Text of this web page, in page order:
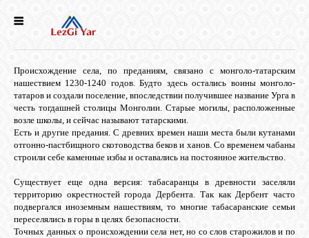
ИСТОРИЯ
ГОЛОС
ЛЕЗГИН
Происхождение села, по преданиям, связано с монголо-татарским
нашествием 1230-1240 годов. Будто здесь остались воины монголо-
татаров и создали поселение, впоследствии получившее название Урга в
честь тогдашней столицы Монголии. Старые могилы, расположенные
возле школы, и сейчас называют татарскими.
Есть и другие предания. С древних времен наши места были кутанами
отгонно-пастбищного скотоводства беков и ханов. Со временем чабаны
строили себе каменные избы и оставались на постоянное жительство.
Существует еще одна версия: табасаранцы в древности заселяли
территорию окрестностей города Дербента. Так как Дербент часто
подвергался иноземным нашествиям, то многие табасаранские семьи
переселялись в горы в целях безопасности.
Точных данных о происхождении села нет, но со слов старожилов и по